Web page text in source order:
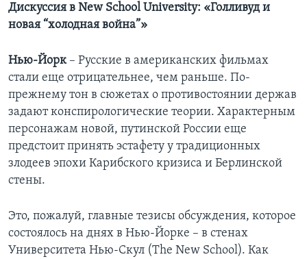
Дискуссия в New School University: «Голливуд и
новая “холодная война”»
Нью-Йорк– Русские в американских фильмах
стали еще отрицательнее, чем раньше. По-
прежнему тон в сюжетах о противостоянии держав
задают конспирологические теории. Характерным
персонажам новой, путинской России еще
предстоит принять эстафету у традиционных
злодеев эпохи Карибского кризиса и Берлинской
стены.
Это, пожалуй, главные тезисы обсуждения, которое
состоялось на днях в Нью-Йорке – в стенах
Университета Нью-Скул (The New School). Как